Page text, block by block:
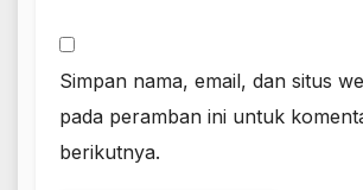
Simpan nama, email, dan situs
pada peramban ini untuk
berikutnya.